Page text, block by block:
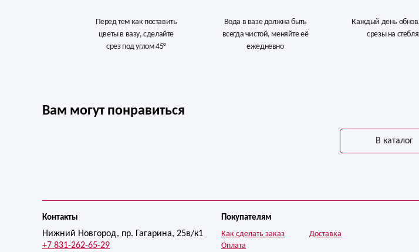
Перед тем как поставить
цветы в вазу, сделайте
срез под углом 45°
Вода в вазе должна быть
всегда чистой, меняйте её
ежедневно
Каждый день
срезы на
Вам могут понравиться
В каталог
Контакты
Нижний Новгород, пр. Гагарина, 25в/к1
+7 831-262-65-29
Покупателям
Как сделать заказ
Оплата
Доставка